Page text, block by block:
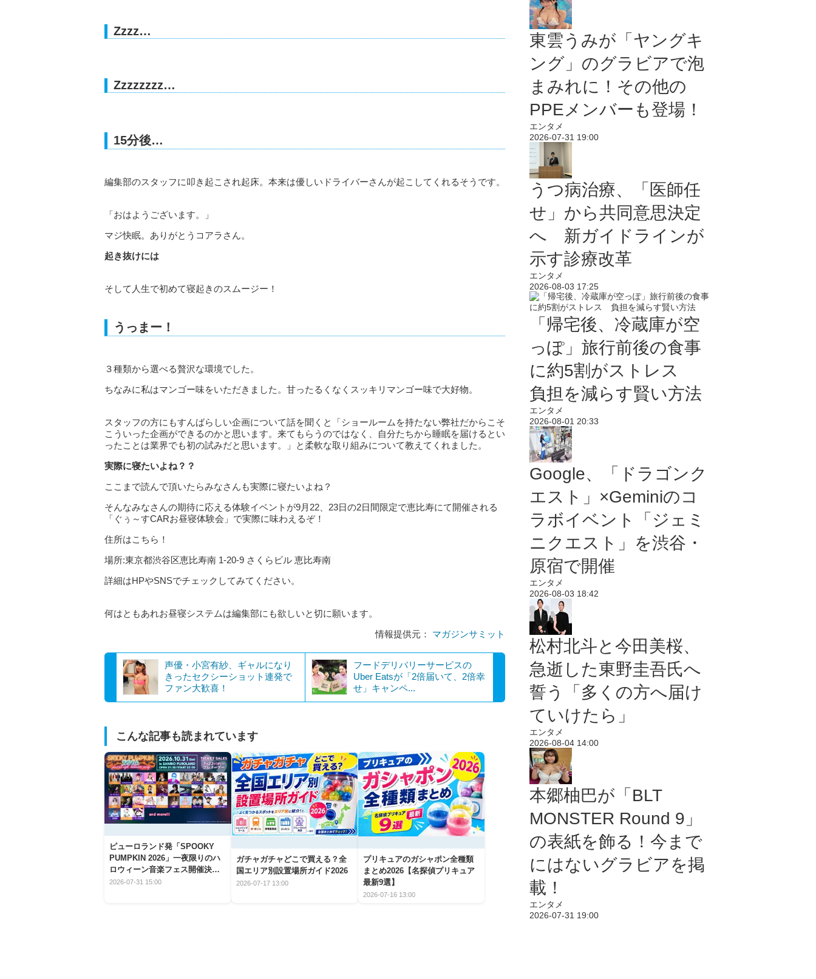
Zzzz…
Zzzzzzzz…
15分後…
編集部のスタッフに叩き起こされ起床。本来は優しいドライバーさんが起こしてくれるそうです。
「おはようございます。」
マジ快眠。ありがとうコアラさん。
起き抜けには
そして人生で初めて寝起きのスムージー！
うっまー！
３種類から選べる贅沢な環境でした。
ちなみに私はマンゴー味をいただきました。甘ったるくなくスッキリマンゴー味で大好物。
スタッフの方にもすんばらしい企画について話を聞くと「ショールームを持たない弊社だからこそ
こういった企画ができるのかと思います。来てもらうのではなく、自分たちから睡眠を届けるとい
ったことは業界でも初の試みだと思います。」と柔軟な取り組みについて教えてくれました。
実際に寝たいよね？？
ここまで読んで頂いたらみなさんも実際に寝たいよね？
そんなみなさんの期待に応える体験イベントが9月22、23日の2日間限定で恵比寿にて開催される
「ぐぅ～すCARお昼寝体験会」で実際に味わえるぞ！
住所はこちら！
場所:東京都渋谷区恵比寿南 1-20-9 さくらビル 恵比寿南
詳細はHPやSNSでチェックしてみてください。
何はともあれお昼寝システムは編集部にも欲しいと切に願います。
情報提供元： マガジンサミット
声優・小宮有紗、ギャルになり
きったセクシーショット連発で
ファン大歓喜！
フードデリバリーサービスの
Uber Eatsが「2倍届いて、2倍幸
せ」キャンペ...
こんな記事も読まれています
ピューロランド発「SPOOKY
PUMPKIN 2026」一夜限りのハ
ロウィーン音楽フェス開催決
定！
2026-07-31 15:00
ガチャガチャどこで買える？全
国エリア別設置場所ガイド2026
2026-07-17 13:00
プリキュアのガシャポン全種類
まとめ2026【名探偵プリキュア
最新9選】
2026-07-16 13:00
東雲うみが「ヤングキ
ング」のグラビアで泡
まみれに！その他の
PPEメンバーも登場！
エンタメ
2026-07-31 19:00
うつ病治療、「医師任
せ」から共同意思決定
へ 新ガイドラインが
示す診療改革
エンタメ
2026-08-03 17:25
「帰宅後、冷蔵庫が空
っぽ」旅行前後の食事
に約5割がストレス
負担を減らす賢い方法
エンタメ
2026-08-01 20:33
Google、「ドラゴンク
エスト」×Geminiのコ
ラボイベント「ジェミ
ニクエスト」を渋谷・
原宿で開催
エンタメ
2026-08-03 18:42
松村北斗と今田美桜、
急逝した東野圭吾氏へ
誓う「多くの方へ届け
ていけたら」
エンタメ
2026-08-04 14:00
本郷柚巴が「BLT
MONSTER Round 9」
の表紙を飾る！今まで
にはないグラビアを掲
載！
エンタメ
2026-07-31 19:00